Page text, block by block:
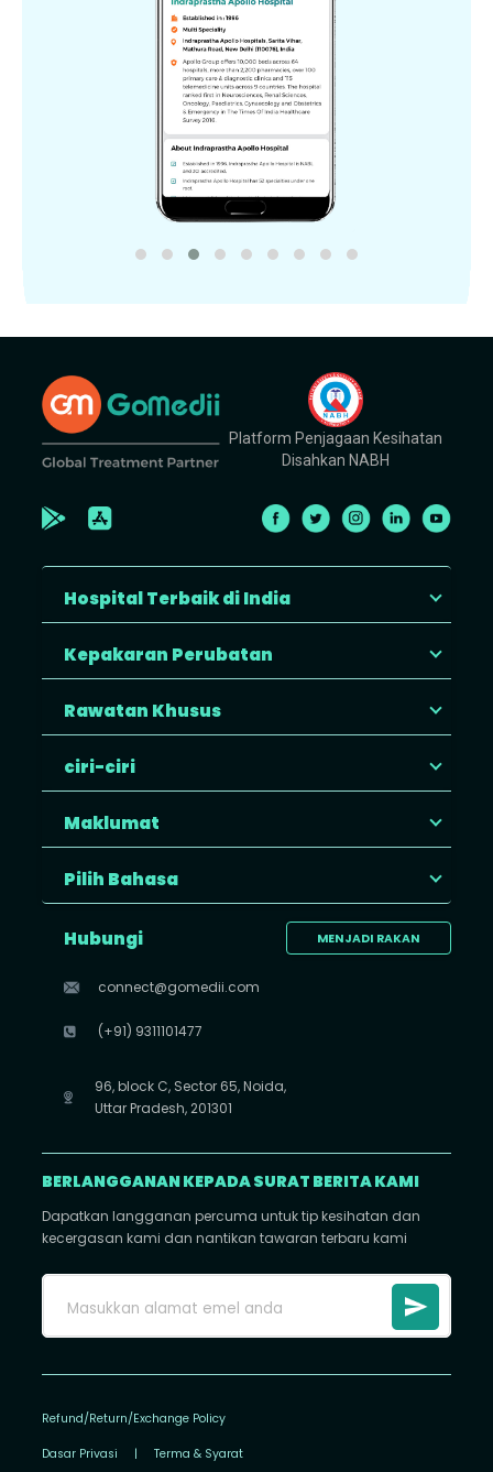
Platform Penjagaan Kesihatan
Disahkan NABH
Hospital Terbaik di India
Kepakaran Perubatan
Rawatan Khusus
ciri-ciri
Maklumat
Pilih Bahasa
MENJADI RAKAN
Hubungi
connect@gomedii.com
(+91) 9311101477
96, block C, Sector 65, Noida,
Uttar Pradesh, 201301
BERLANGGANAN KEPADA SURAT BERITA KAMI
Dapatkan langganan percuma untuk tip kesihatan dan
kecergasan kami dan nantikan tawaran terbaru kami
Refund/Return/Exchange Policy
Dasar Privasi | Terma & Syarat